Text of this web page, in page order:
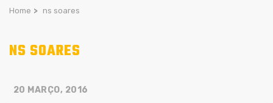
Home > ns soares
NS SOARES
20 MARÇO, 2016